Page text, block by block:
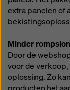
extra panelen of
Minder
Door de
voor de
oplossing. Zo